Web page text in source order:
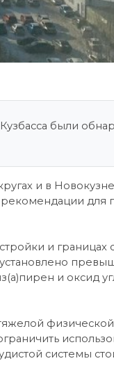
были
и в
для
и границах
и оксид
системы